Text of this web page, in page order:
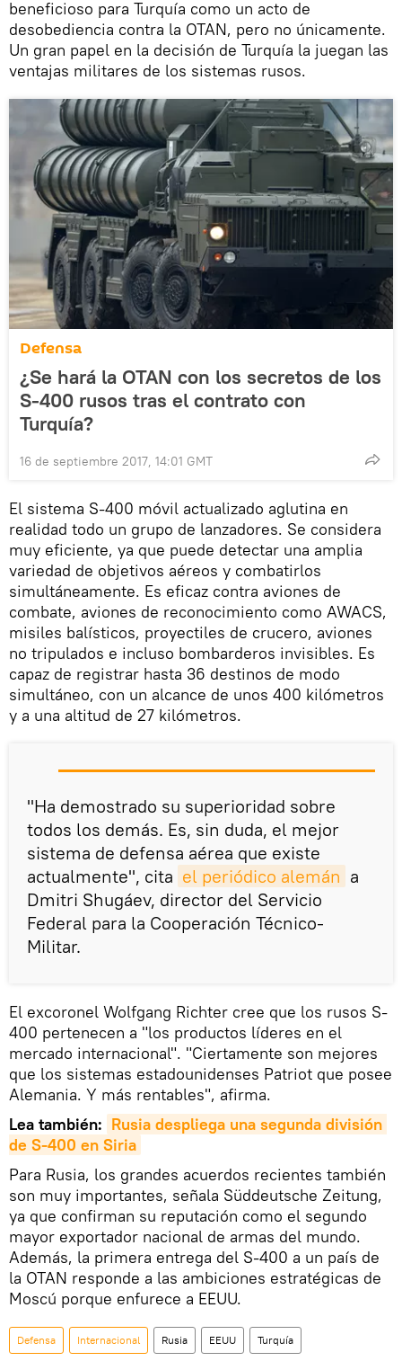
beneficioso para Turquía como un acto de
desobediencia contra la OTAN, pero no únicamente.
Un gran papel en la decisión de Turquía la juegan las
ventajas militares de los sistemas rusos.
Defensa
¿Se hará la OTAN con los secretos de los
S-400 rusos tras el contrato con
Turquía?
16 de septiembre 2017, 14:01 GMT
El sistema S-400 móvil actualizado aglutina en
realidad todo un grupo de lanzadores. Se considera
muy eficiente, ya que puede detectar una amplia
variedad de objetivos aéreos y combatirlos
simultáneamente. Es eficaz contra aviones de
combate, aviones de reconocimiento como AWACS,
misiles balísticos, proyectiles de crucero, aviones
no tripulados e incluso bombarderos invisibles. Es
capaz de registrar hasta 36 destinos de modo
simultáneo, con un alcance de unos 400 kilómetros
y a una altitud de 27 kilómetros.
"Ha demostrado su superioridad sobre
todos los demás. Es, sin duda, el mejor
sistema de defensa aérea que existe
actualmente", cita el periódico alemán a
Dmitri Shugáev, director del Servicio
Federal para la Cooperación Técnico-
Militar.
El excoronel Wolfgang Richter cree que los rusos S-
400 pertenecen a "los productos líderes en el
mercado internacional". "Ciertamente son mejores
que los sistemas estadounidenses Patriot que posee
Alemania. Y más rentables", afirma.
Lea también: Rusia despliega una segunda división
de S-400 en Siria
Para Rusia, los grandes acuerdos recientes también
son muy importantes, señala Süddeutsche Zeitung,
ya que confirman su reputación como el segundo
mayor exportador nacional de armas del mundo.
Además, la primera entrega del S-400 a un país de
la OTAN responde a las ambiciones estratégicas de
Moscú porque enfurece a EEUU.
Defensa Internacional Rusia EEUU Turquía